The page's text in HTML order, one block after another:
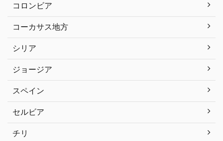
コロンビア
コーカサス地方
シリア
ジョージア
スペイン
セルビア
チリ